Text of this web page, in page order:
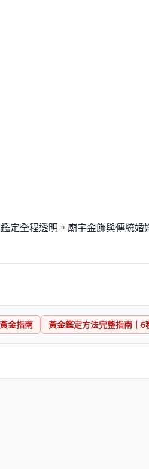
定全程透明。廟宇金飾與傳統婚
金指南 黃金鑑定方法完整指南｜6